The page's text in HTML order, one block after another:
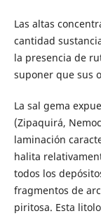
Las altas
cantidad
la presencia de
suponer que sus
La sal gema
(Zipaquirá,
laminación
halita
todos los
fragmentos de
piritosa. Esta